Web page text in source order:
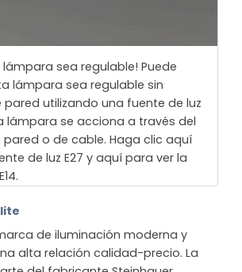
lámpara sea regulable! Puede
lámpara sea regulable sin
utilizando una fuente de luz
lámpara se acciona a través del
o de cable. Haga clic aquí
de luz E27 y aquí para ver la
de iluminación moderna y
alta relación calidad-precio. La